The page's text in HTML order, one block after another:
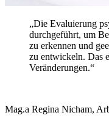
„Die Evaluierung
durchgeführt, um
zu erkennen und
zu entwickeln. Das
Veränderungen.“
Mag.a Regina Nicham,